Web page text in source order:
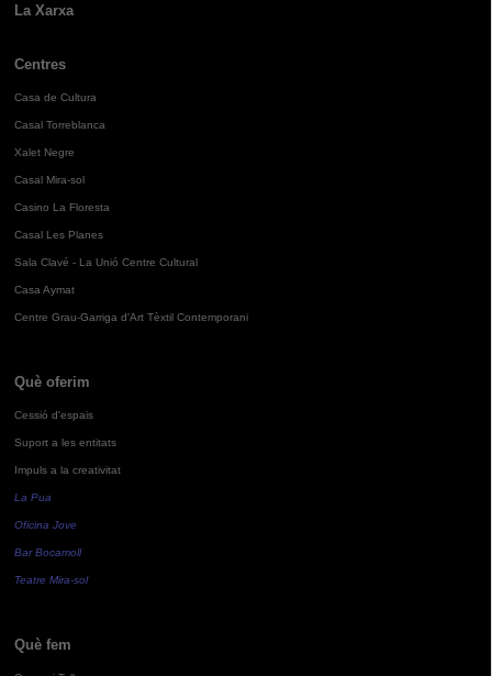
La Xarxa
Centres
Casa de Cultura
Casal Torreblanca
Xalet Negre
Casal Mira-sol
Casino La Floresta
Casal Les Planes
Sala Clavé - La Unió Centre Cultural
Casa Aymat
Centre Grau-Garriga d'Art Tèxtil Contemporani
Què oferim
Cessió d'espais
Suport a les entitats
Impuls a la creativitat
La Pua
Oficina Jove
Bar Bocamoll
Teatre Mira-sol
Què fem